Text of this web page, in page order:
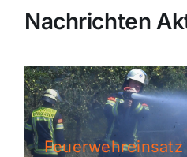
Nachrichten
Feuerwehreinsatz